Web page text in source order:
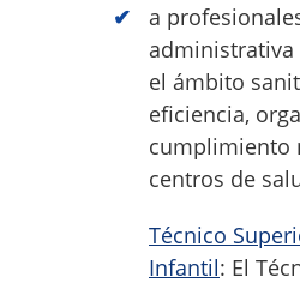
a
el ámbito
eficiencia,
cumplimiento
centros de
Técnico
Infantil: El